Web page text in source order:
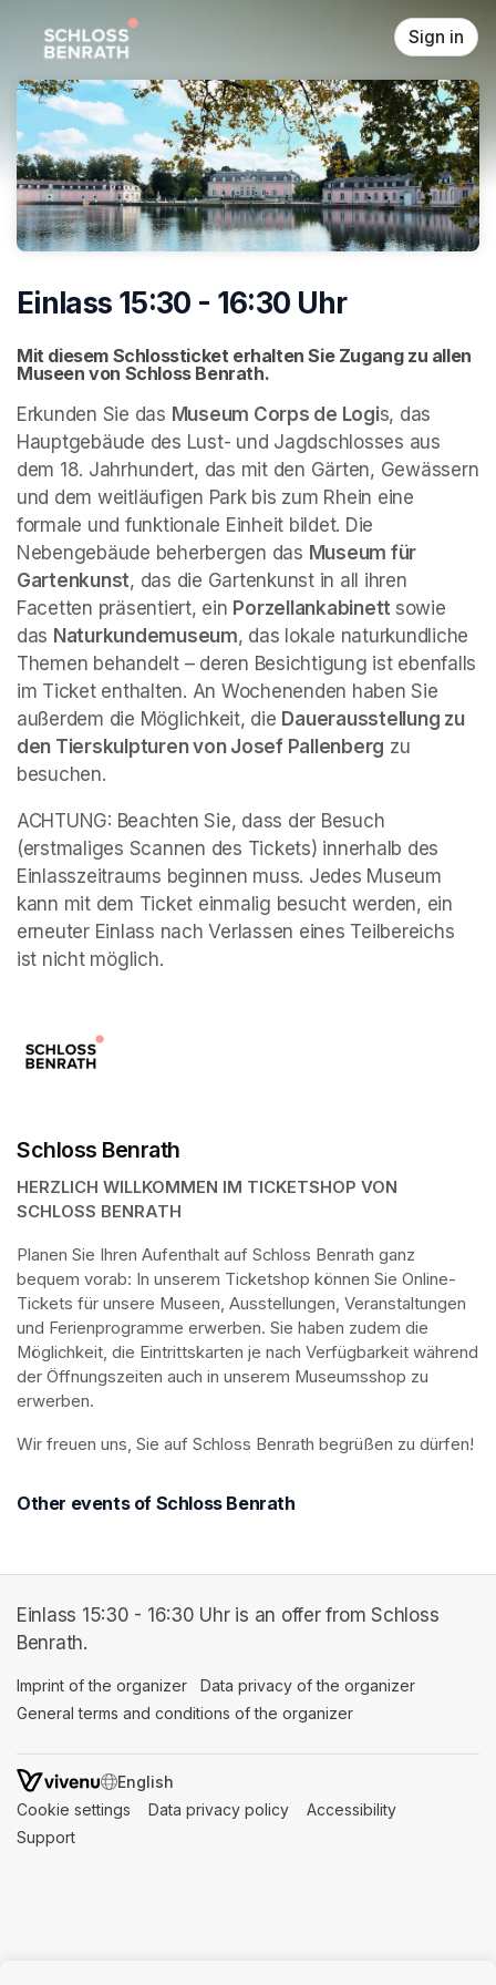
Sign in
Einlass 15:30 - 16:30 Uhr
Mit diesem Schlossticket erhalten Sie Zugang zu allen
Museen von Schloss Benrath.
Erkunden Sie das Museum Corps de Logis, das
Hauptgebäude des Lust- und Jagdschlosses aus
dem 18. Jahrhundert, das mit den Gärten, Gewässern
und dem weitläufigen Park bis zum Rhein eine
formale und funktionale Einheit bildet. Die
Nebengebäude beherbergen das Museum für
Gartenkunst, das die Gartenkunst in all ihren
Facetten präsentiert, ein Porzellankabinett sowie
das Naturkundemuseum, das lokale naturkundliche
Themen behandelt – deren Besichtigung ist ebenfalls
im Ticket enthalten. An Wochenenden haben Sie
außerdem die Möglichkeit, die Dauerausstellung zu
den Tierskulpturen von Josef Pallenberg zu
besuchen.
ACHTUNG: Beachten Sie, dass der Besuch
(erstmaliges Scannen des Tickets) innerhalb des
Einlasszeitraums beginnen muss. Jedes Museum
kann mit dem Ticket einmalig besucht werden, ein
erneuter Einlass nach Verlassen eines Teilbereichs
ist nicht möglich.
Schloss Benrath
HERZLICH WILLKOMMEN IM TICKETSHOP VON
SCHLOSS BENRATH
Planen Sie Ihren Aufenthalt auf Schloss Benrath ganz
bequem vorab: In unserem Ticketshop können Sie Online-
Tickets für unsere Museen, Ausstellungen, Veranstaltungen
und Ferienprogramme erwerben. Sie haben zudem die
Möglichkeit, die Eintrittskarten je nach Verfügbarkeit während
der Öffnungszeiten auch in unserem Museumsshop zu
erwerben.
Wir freuen uns, Sie auf Schloss Benrath begrüßen zu dürfen!
Other events of Schloss Benrath
Einlass 15:30 - 16:30 Uhr is an offer from Schloss
Benrath.
Imprint of the organizer (opens in a new tab)
Data privacy of the organizer
General terms and conditions of the organizer
SWITCH LANGUAGE
Cookie settings (opens in a new tab)
Data privacy policy (opens in a new tab)
Accessibility
Support